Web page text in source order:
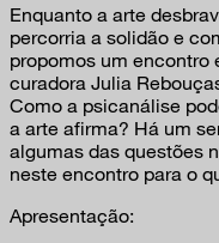
Enquanto a arte
percorria a solidão e
propomos um encontro
curadora Julia
Como a psicanálise
a arte afirma? Há um
algumas das questões
neste encontro para o
Apresentação: